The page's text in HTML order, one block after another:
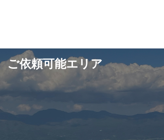
ご依頼可能エリア